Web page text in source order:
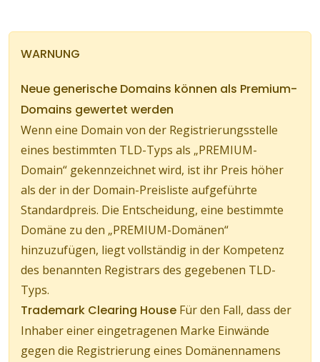
WARNUNG
Neue generische Domains können als Premium-
Domains gewertet werden
Wenn eine Domain von der Registrierungsstelle
eines bestimmten TLD-Typs als „PREMIUM-
Domain“ gekennzeichnet wird, ist ihr Preis höher
als der in der Domain-Preisliste aufgeführte
Standardpreis. Die Entscheidung, eine bestimmte
Domäne zu den „PREMIUM-Domänen“
hinzuzufügen, liegt vollständig in der Kompetenz
des benannten Registrars des gegebenen TLD-
Typs.
Trademark Clearing House Für den Fall, dass der
Inhaber einer eingetragenen Marke Einwände
gegen die Registrierung eines Domänennamens